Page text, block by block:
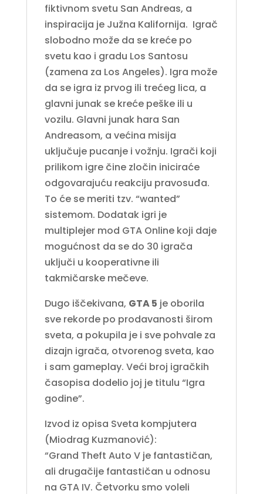
fiktivnom svetu San Andreas, a
inspiracija je Južna Kalifornija. Igrač
slobodno može da se kreće po
svetu kao i gradu Los Santosu
(zamena za Los Angeles). Igra može
da se igra iz prvog ili trećeg lica, a
glavni junak se kreće peške ili u
vozilu. Glavni junak hara San
Andreasom, a većina misija
uključuje pucanje i vožnju. Igrači koji
prilikom igre čine zločin iniciraće
odgovarajuću reakciju pravosuđa.
To će se meriti tzv. “wanted”
sistemom. Dodatak igri je
multiplejer mod GTA Online koji daje
mogućnost da se do 30 igrača
uključi u kooperativne ili
takmičarske mečeve.
Dugo iščekivana, GTA 5 je oborila
sve rekorde po prodavanosti širom
sveta, a pokupila je i sve pohvale za
dizajn igrača, otvorenog sveta, kao
i sam gameplay. Veći broj igračkih
časopisa dodelio joj je titulu “Igra
godine”.
Izvod iz opisa Sveta kompjutera
(Miodrag Kuzmanović):
“Grand Theft Auto V je fantastičan,
ali drugačije fantastičan u odnosu
na GTA IV. Četvorku smo voleli